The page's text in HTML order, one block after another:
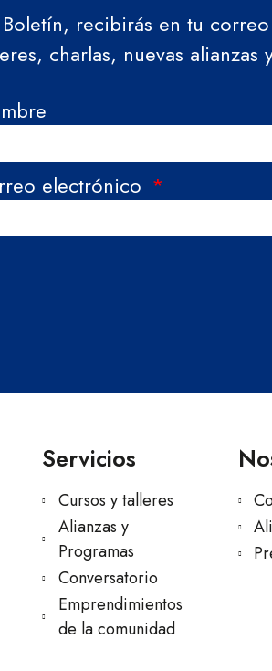
recibirás en tu
charlas, nuevas
electrónico
Servicios
Cursos y talleres
Alianzas y
Programas
Conversatorio
Emprendimientos
de la comunidad